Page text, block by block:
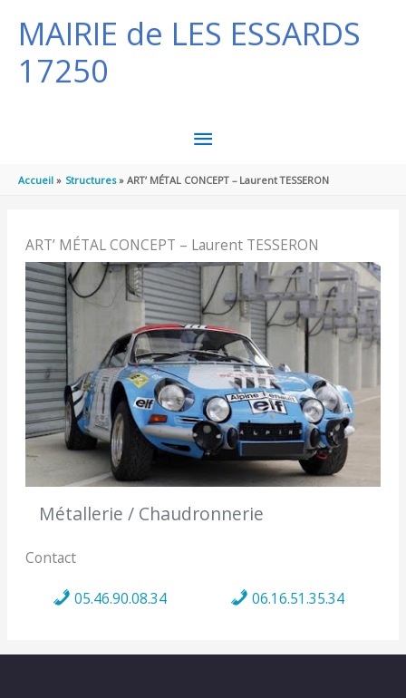
MAIRIE de LES ESSARDS
17250
MENU
PRINCIPAL
Accueil Structures ART’ MÉTAL CONCEPT – Laurent TESSERON
ART’ MÉTAL CONCEPT – Laurent TESSERON
Métallerie / Chaudronnerie
Contact
05.46.90.08.34 06.16.51.35.34